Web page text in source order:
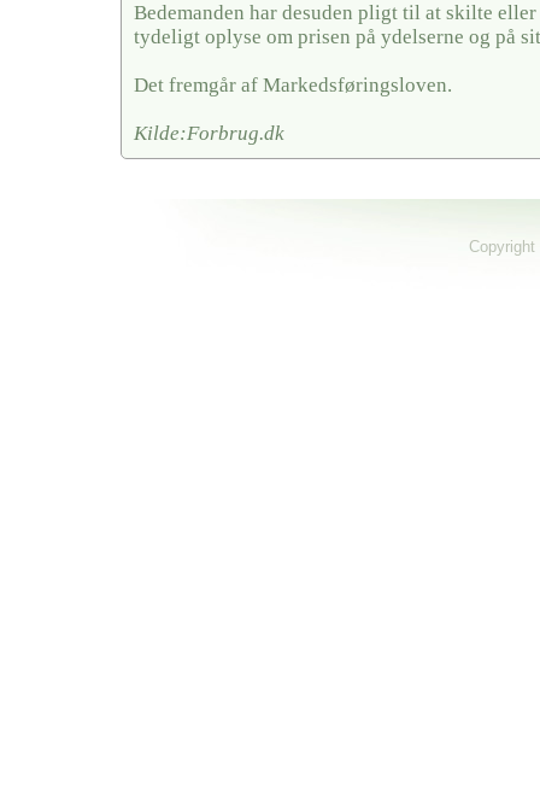
Bedemanden har desuden pligt til at skilte eller
tydeligt oplyse om prisen på ydelserne og på
Det fremgår af Markedsføringsloven.
Kilde:Forbrug.dk